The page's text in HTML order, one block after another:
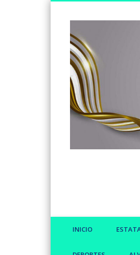
Somos un medio de
INICIO